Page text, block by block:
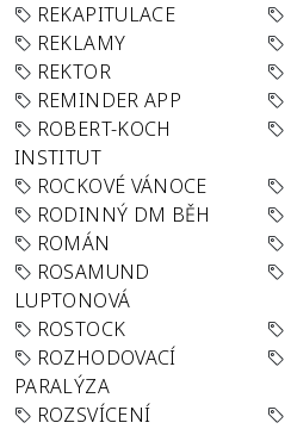
REKAPITULACE
REKLAMY
REKTOR
REMINDER APP
ROBERT-KOCH
INSTITUT
ROCKOVÉ VÁNOCE
RODINNÝ DM BĚH
ROMÁN
ROSAMUND
LUPTONOVÁ
ROSTOCK
ROZHODOVACÍ
PARALÝZA
ROZSVÍCENÍ